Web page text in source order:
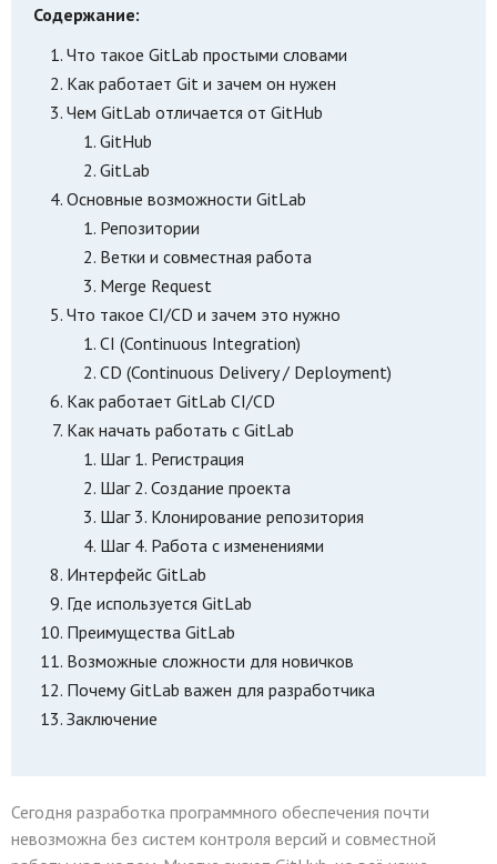
Содержание:
Что такое GitLab простыми словами
Как работает Git и зачем он нужен
Чем GitLab отличается от GitHub
GitHub
GitLab
Основные возможности GitLab
Репозитории
Ветки и совместная работа
Merge Request
Что такое CI/CD и зачем это нужно
CI (Continuous Integration)
CD (Continuous Delivery / Deployment)
Как работает GitLab CI/CD
Как начать работать с GitLab
Шаг 1. Регистрация
Шаг 2. Создание проекта
Шаг 3. Клонирование репозитория
Шаг 4. Работа с изменениями
Интерфейс GitLab
Где используется GitLab
Преимущества GitLab
Возможные сложности для новичков
Почему GitLab важен для разработчика
Заключение
Сегодня разработка программного обеспечения почти
невозможна без систем контроля версий и совместной